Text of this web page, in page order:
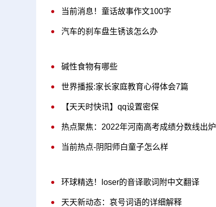
当前消息！童话故事作文100字
汽车的刹车盘生锈该怎么办
碱性食物有哪些
世界播报:家长家庭教育心得体会7篇
【天天时快讯】qq设置密保
热点聚焦：2022年河南高考成绩分数线出炉
当前热点-阴阳师白童子怎么样
环球精选！loser的音译歌词附中文翻译
天天新动态：哀号词语的详细解释